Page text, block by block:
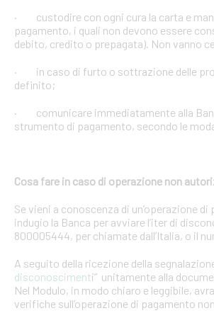
· custodire con ogni cura la carta e
pagamento, i quali non devono essere
debito, credito o prepagata). Non vanno
· in caso di furto o sottrazione delle
definito;
· comunicare immediatamente alla
strumento di pagamento, secondo le
Cosa fare in caso di operazione non
Se vieni a conoscenza di un’operazione
indugio la Banca per avviare l’iter di
800005444, per chiamate dall’Italia, o il
A seguito della ricezione della
disconoscimenti” unitamente alla
Nel Modulo, in modo chiaro e leggibile,
verifiche sull’operazione di pagamento